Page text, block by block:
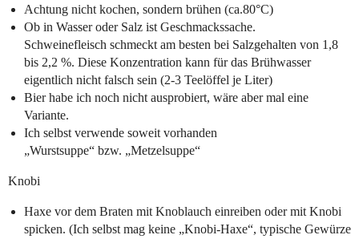
Achtung nicht kochen, sondern brühen (ca.80°C)
Ob in Wasser oder Salz ist Geschmackssache.
Schweinefleisch schmeckt am besten bei Salzgehalten von 1,8
bis 2,2 %. Diese Konzentration kann für das Brühwasser
eigentlich nicht falsch sein (2-3 Teelöffel je Liter)
Bier habe ich noch nicht ausprobiert, wäre aber mal eine
Variante.
Ich selbst verwende soweit vorhanden
„Wurstsuppe“ bzw. „Metzelsuppe“
Knobi
Haxe vor dem Braten mit Knoblauch einreiben oder mit Knobi
spicken. (Ich selbst mag keine „Knobi-Haxe“, typische Gewürze